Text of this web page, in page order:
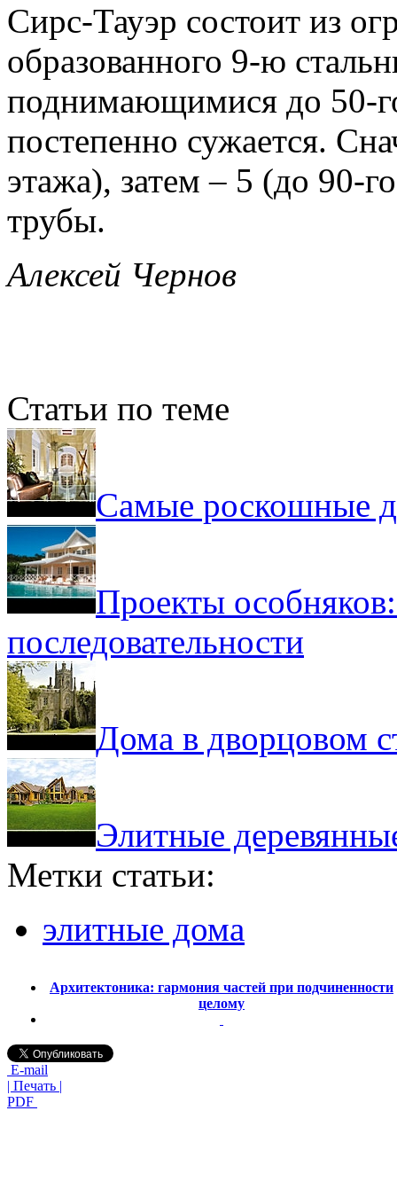
Сирс-Тауэр состоит из
образованного 9-ю
поднимающимися до 50-
постепенно сужается.
этажа), затем – 5 (до 90-
трубы.
Алексей Чернов
Статьи по теме
Самые роскошные
Проекты
последовательности
Дома в дворцовом
Элитные
Метки статьи:
элитные дома
Архитектоника: гармония частей при подчиненности
целому
E-mail
| Печать |
PDF